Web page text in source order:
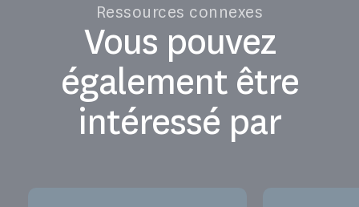
Ressources connexes
Vous pouvez
également être
intéressé par